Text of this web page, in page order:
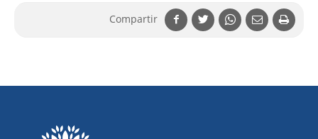
Compartir